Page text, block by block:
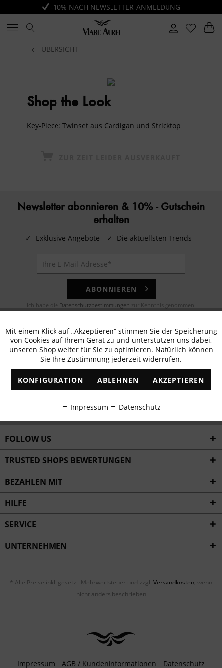
-10% NACH NEWSLETTER-ANMELDUNG
ÜBERSICHT
Shop the Look
Key-Piece: Twinset aus Cardigan und Stricktop
Newsletter abonnieren & 10% - Gutschein
erhalten
✓ Exklusive Angebote ✓ Die aktuellsten Trends
ABONNIEREN
Ich habe die Datenschutzbestimmungen zur Kenntnis genommen.
E-MAIL
Noch Fragen? Unser Kundenservice hilft Ihnen gerne!
Schreiben Sie eine Nachricht an:
FOLLOW US
TRUSTED SHOPS BEWERTUNGEN
BEZAHLEN MIT
HILFE
SERVICE
UNTERNEHMEN
* Alle Preise inkl. gesetzl. Mehrwertsteuer und zzgl. Versandkosten, wenn
nicht anders beschrieben
Impressum AGB / Kundeninformationen Datenschutz
Funktionale Aktiv
Marketing Inaktiv
Tracking Inaktiv
Personalisierung Inaktiv
Service Inaktiv
Mit einem Klick auf „Akzeptieren“ stimmen Sie der Speicherung
von Cookies auf Ihrem Gerät zu und unterstützen uns dabei,
unseren Shop weiter für Sie zu optimieren. Natürlich können
Sie Ihre Zustimmung jederzeit widerrufen.
KONFIGURATION ABLEHNEN AKZEPTIEREN
Impressum Datenschutz